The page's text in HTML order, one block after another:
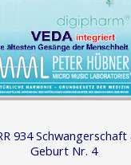
934 Schwangerschaft
Geburt Nr. 4